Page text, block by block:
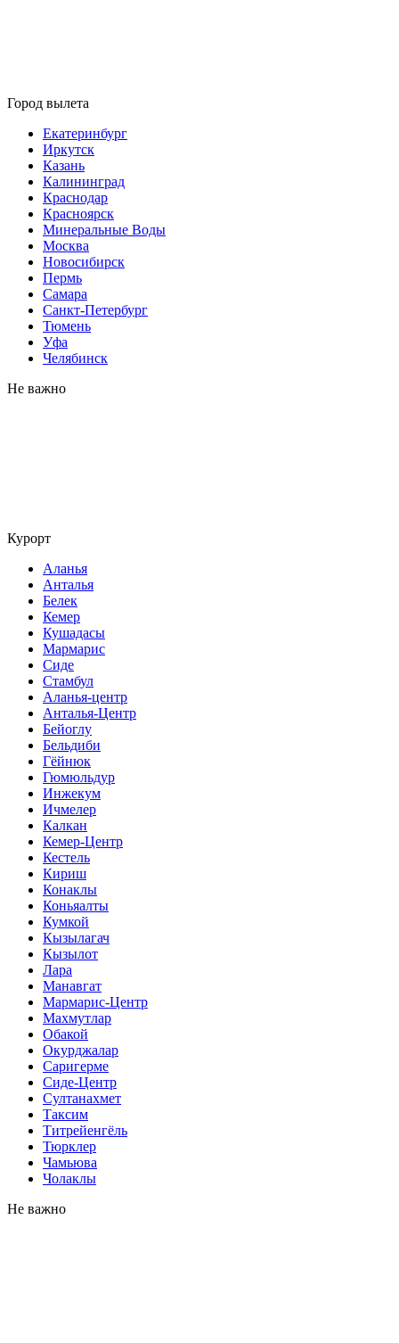
Город вылета
Екатеринбург
Иркутск
Казань
Калининград
Краснодар
Красноярск
Минеральные Воды
Москва
Новосибирск
Пермь
Самара
Санкт-Петербург
Тюмень
Уфа
Челябинск
Не важно
Курорт
Аланья
Анталья
Белек
Кемер
Кушадасы
Мармарис
Сиде
Стамбул
Аланья-центр
Анталья-Центр
Бейоглу
Бельдиби
Гёйнюк
Гюмюльдур
Инжекум
Ичмелер
Калкан
Кемер-Центр
Кестель
Кириш
Конаклы
Коньяалты
Кумкой
Кызылагач
Кызылот
Лара
Манавгат
Мармарис-Центр
Махмутлар
Обакой
Окурджалар
Саригерме
Сиде-Центр
Султанахмет
Таксим
Титрейенгёль
Тюрклер
Чамьюва
Чолаклы
Не важно